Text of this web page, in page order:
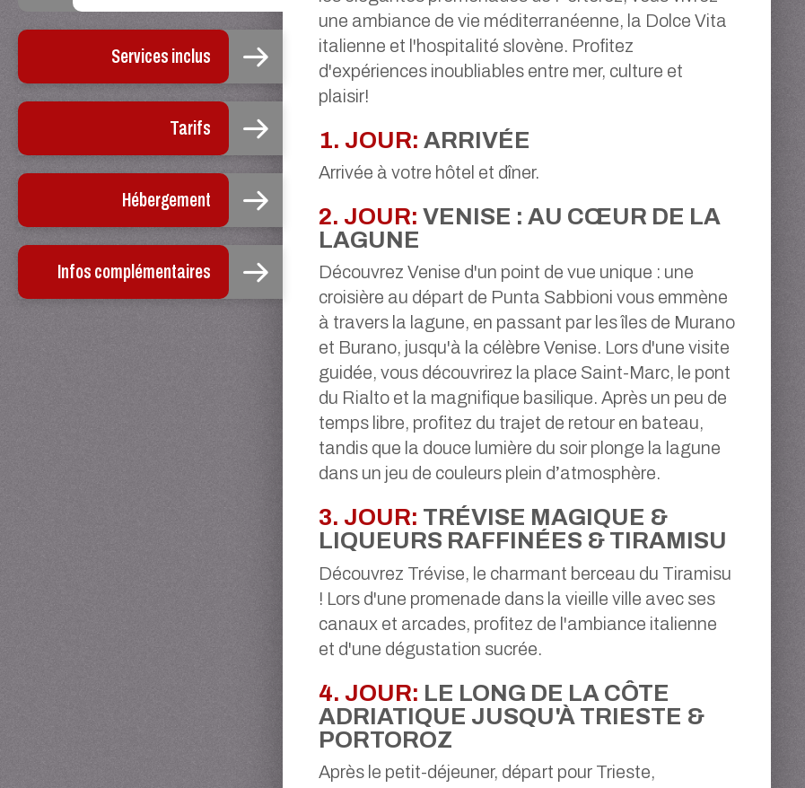
Services inclus
Tarifs
Hébergement
Infos complémentaires
une ambiance de vie méditerranéenne, la Dolce Vita
italienne et l'hospitalité slovène. Profitez
d'expériences inoubliables entre mer, culture et
plaisir!
1. JOUR:ARRIVÉE
Arrivée à votre hôtel et dîner.
2. JOUR:VENISE : AU CŒUR DE LA
LAGUNE
Découvrez Venise d'un point de vue unique : une
croisière au départ de Punta Sabbioni vous emmène
à travers la lagune, en passant par les îles de Murano
et Burano, jusqu'à la célèbre Venise. Lors d'une visite
guidée, vous découvrirez la place Saint-Marc, le pont
du Rialto et la magnifique basilique. Après un peu de
temps libre, profitez du trajet de retour en bateau,
tandis que la douce lumière du soir plonge la lagune
dans un jeu de couleurs plein d’atmosphère.
3. JOUR: TRÉVISE MAGIQUE &
LIQUEURS RAFFINÉES & TIRAMISU
Découvrez Trévise, le charmant berceau du Tiramisu
! Lors d'une promenade dans la vieille ville avec ses
canaux et arcades, profitez de l'ambiance italienne
et d'une dégustation sucrée.
4. JOUR: LE LONG DE LA CÔTE
ADRIATIQUE JUSQU'À TRIESTE &
PORTOROZ
Après le petit-déjeuner, départ pour Trieste,